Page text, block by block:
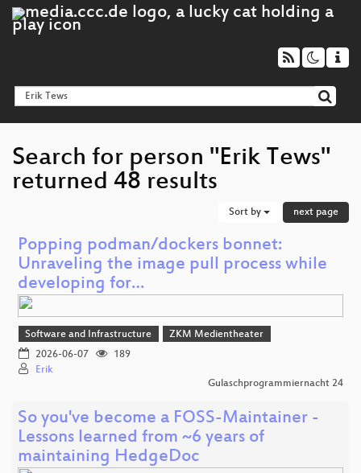
Search for person "Erik Tews"
returned 48 results
Sort by next page
Popping podman/dockers bonnet:
Unraveling the image pull process while
developing for…
Software and Infrastructure
ZKM Medientheater
2026-06-07
189
Erik
Gulaschprogrammiernacht 24
So you've become a FOSS-Maintainer -
Lessons learned from ~6 years of
maintaining HedgeDoc